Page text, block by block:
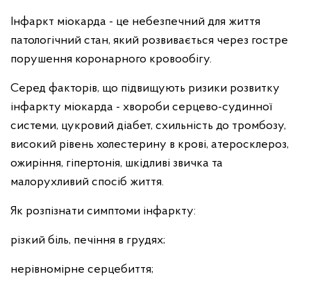
Інфаркт міокарда - це небезпечний для життя
патологічний стан, який розвивається через гостре
порушення коронарного кровообігу.
Серед факторів, що підвищують ризики розвитку
інфаркту міокарда - хвороби серцево-судинної
системи, цукровий діабет, схильність до тромбозу,
високий рівень холестерину в крові, атеросклероз,
ожиріння, гіпертонія, шкідливі звичка та
малорухливий спосіб життя.
Як розпізнати симптоми інфаркту:
різкий біль, печіння в грудях;
нерівномірне серцебиття;